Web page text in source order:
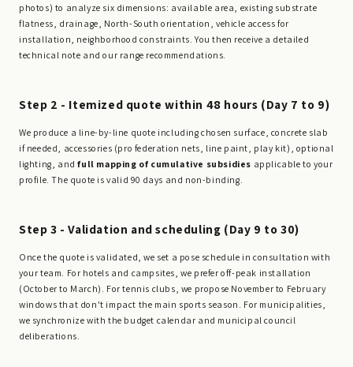
photos) to analyze six dimensions: available area, existing substrate
flatness, drainage, North-South orientation, vehicle access for
installation, neighborhood constraints. You then receive a detailed
technical note and our range recommendations.
Step 2 - Itemized quote within 48 hours (Day 7 to 9)
We produce a line-by-line quote including chosen surface, concrete slab
if needed, accessories (pro federation nets, line paint, play kit), optional
lighting, andfull mapping of cumulative subsidies applicable to your
profile. The quote is valid 90 days and non-binding.
Step 3 - Validation and scheduling (Day 9 to 30)
Once the quote is validated, we set a pose schedule in consultation with
your team. For hotels and campsites, we prefer off-peak installation
(October to March). For tennis clubs, we propose November to February
windows that don't impact the main sports season. For municipalities,
we synchronize with the budget calendar and municipal council
deliberations.